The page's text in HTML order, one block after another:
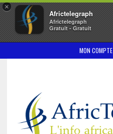
×
Africtelegraph
Africtelegraph
Gratuit - Gratuit
MON COMPTE